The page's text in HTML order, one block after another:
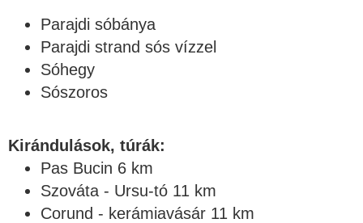
Parajdi sóbánya
Parajdi strand sós vízzel
Sóhegy
Sószoros
Kirándulások, túrák:
Pas Bucin 6 km
Szováta - Ursu-tó 11 km
Corund - kerámiavásár 11 km